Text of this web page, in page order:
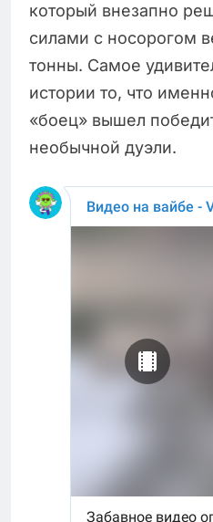
который внезапно
силами с носорогом
тонны. Самое
истории то, что
«боец» вышел
необычной дуэли.